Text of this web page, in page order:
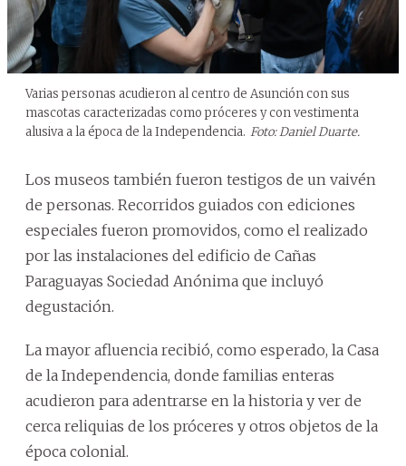
Varias personas acudieron al centro de Asunción con sus
mascotas caracterizadas como próceres y con vestimenta
alusiva a la época de la Independencia. Foto: Daniel Duarte.
Los museos también fueron testigos de un vaivén
de personas. Recorridos guiados con ediciones
especiales fueron promovidos, como el realizado
por las instalaciones del edificio de Cañas
Paraguayas Sociedad Anónima que incluyó
degustación.
La mayor afluencia recibió, como esperado, la Casa
de la Independencia, donde familias enteras
acudieron para adentrarse en la historia y ver de
cerca reliquias de los próceres y otros objetos de la
época colonial.